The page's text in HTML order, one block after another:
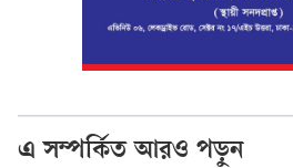
এ সম্পর্কিত আরও পড়ুন